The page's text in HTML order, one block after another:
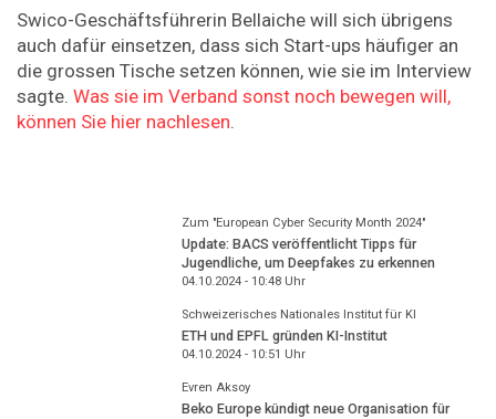
Swico-Geschäftsführerin Bellaiche will sich übrigens
auch dafür einsetzen, dass sich Start-ups häufiger an
die grossen Tische setzen können, wie sie im Interview
sagte. Was sie im Verband sonst noch bewegen will,
können Sie hier nachlesen.
Zum "European Cyber Security Month 2024"
Update: BACS veröffentlicht Tipps für
Jugendliche, um Deepfakes zu erkennen
04.10.2024 - 10:48Uhr
Schweizerisches Nationales Institut für KI
ETH und EPFL gründen KI-Institut
04.10.2024 - 10:51 Uhr
Evren Aksoy
Beko Europe kündigt neue Organisation für